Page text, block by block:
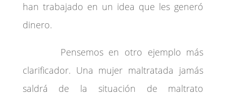
han trabajado en un idea que les generó
dinero.
Pensemos en otro ejemplo más
clarificador. Una mujer maltratada jamás
saldrá de la situación de maltrato